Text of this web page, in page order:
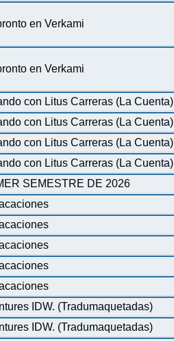
en Verkami
en Verkami
con Litus Carreras (La Cuenta)
con Litus Carreras (La Cuenta)
con Litus Carreras (La Cuenta)
con Litus Carreras (La Cuenta)
SEMESTRE DE 2026
IDW. (Tradumaquetadas)
IDW. (Tradumaquetadas)